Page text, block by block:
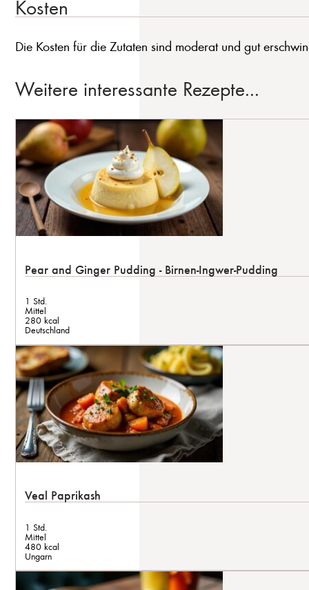
Kosten
Die Kosten für die Zutaten sind moderat und gut
Weitere interessante Rezepte...
Pear and Ginger Pudding - Birnen-Ingwer-Pudding
1 Std.
Mittel
280 kcal
Deutschland
Veal Paprikash
1 Std.
Mittel
480 kcal
Ungarn